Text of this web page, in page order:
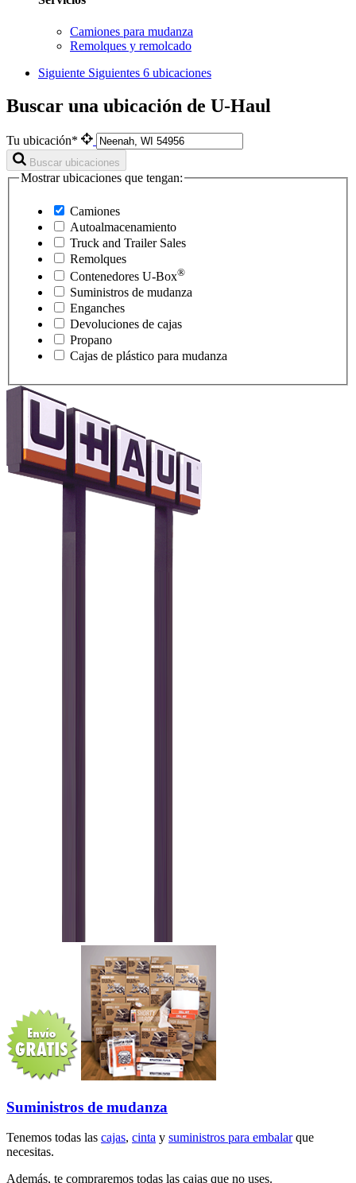
Camiones para mudanza
Remolques y remolcado
Siguiente Siguientes 6 ubicaciones
Buscar una ubicación de U-Haul
Tu ubicación*
Buscar ubicaciones
Mostrar ubicaciones que tengan:
Camiones
Autoalmacenamiento
Truck and Trailer Sales
Remolques
Contenedores U-Box®
Suministros de mudanza
Enganches
Devoluciones de cajas
Propano
Cajas de plástico para mudanza
Suministros de mudanza
Tenemos todas las cajas, cinta y suministros para embalarque
necesitas.
Además, te compraremos todas las cajas que no uses.